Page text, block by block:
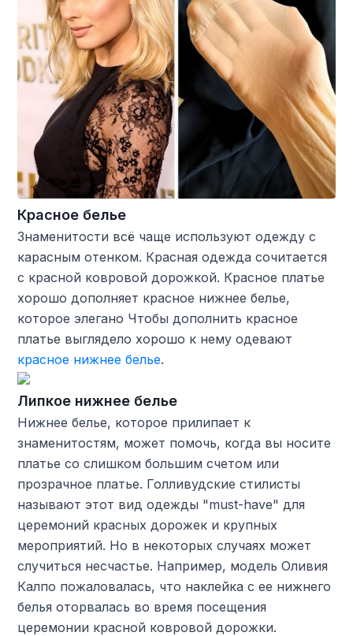
Красное белье
Знаменитости всё чаще используют одежду с
карасным отенком. Красная одежда сочитается
с красной ковровой дорожкой. Красное платье
хорошо дополняет красное нижнее белье,
которое элегано Чтобы дополнить красное
платье выглядело хорошо к нему одевают
красное нижнее белье.
Липкое нижнее белье
Нижнее белье, которое прилипает к
знаменитостям, может помочь, когда вы носите
платье со слишком большим счетом или
прозрачное платье. Голливудские стилисты
называют этот вид одежды "must-have" для
церемоний красных дорожек и крупных
мероприятий. Но в некоторых случаях может
случиться несчастье. Например, модель Оливия
Калпо пожаловалась, что наклейка с ее нижнего
белья оторвалась во время посещения
церемонии красной ковровой дорожки.